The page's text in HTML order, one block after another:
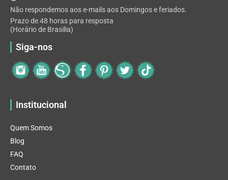
Não respondemos aos e-mails aos Domingos e feriados.
Prazo de 48 horas para resposta
(Horário de Brasilia)
Siga-nos
Institucional
Quem Somos
Blog
FAQ
Contato